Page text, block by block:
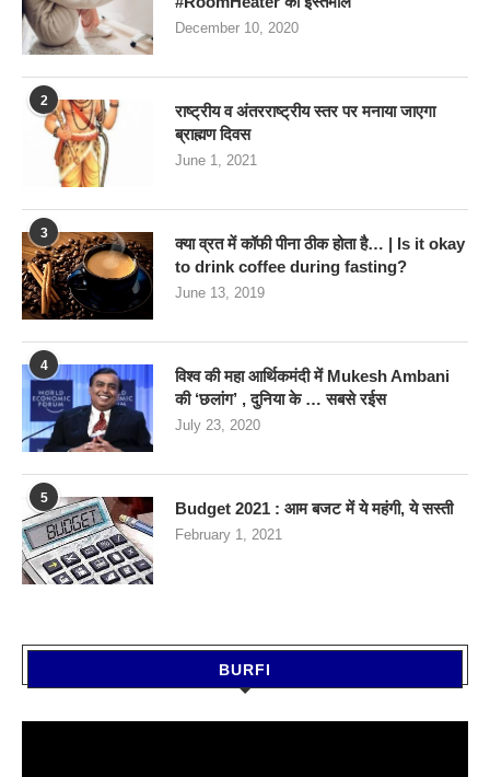
December 10, 2020
2
राष्ट्रीय व अंतरराष्ट्रीय स्तर पर मनाया जाएगा
ब्राह्मण दिवस
June 1, 2021
3
क्या व्रत में कॉफी पीना ठीक होता है… | Is it okay
to drink coffee during fasting?
June 13, 2019
4
विश्व की महा आर्थिकमंदी में Mukesh Ambani
की ‘छलांग’ , दुनिया के … सबसे रईस
July 23, 2020
5
Budget 2021 : आम बजट में ये महंगी, ये सस्‍ती
February 1, 2021
BURFI